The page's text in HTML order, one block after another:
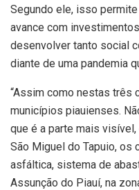
Segundo ele, isso
avance com
desenvolver tanto social
diante de uma pandemia
“Assim como nestas três
municípios piauienses.
que é a parte mais
São Miguel do Tapuio, os
asfáltica, sistema de
Assunção do Piauí, na